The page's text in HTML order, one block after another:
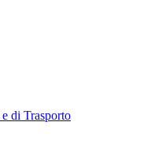
di Trasporto